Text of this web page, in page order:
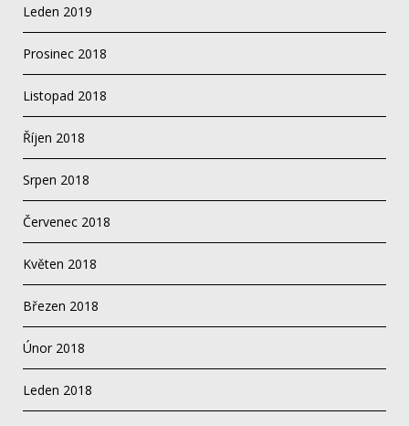
Leden 2019
Prosinec 2018
Listopad 2018
Říjen 2018
Srpen 2018
Červenec 2018
Květen 2018
Březen 2018
Únor 2018
Leden 2018